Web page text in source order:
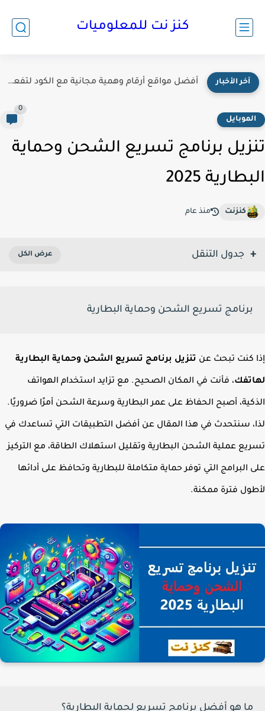
كنز نت للمعلوميات
آخر الأخبار أفضل مواقع أرقام وهمية مجانية مع الكود لتفعيل الحسابات 2026
برنامج تسريع الشحن وحماية
2025
كنزنت منذ عام
جدول التنقل
برنامج تسريع الشحن وحماية البطارية
كنت تبحث عنتنزيل برنامج تسريع الشحن وحماية البطارية
، فأنت في المكان الصحيح. مع تزايد استخدام الهواتف
أصبح الحفاظ على عمر البطارية وسرعة الشحن أمرًا ضروريًا.
سنتحدث في هذا المقال عن أفضل التطبيقات التي تساعدك في
عملية الشحن البطاريةوتقليل استهلاك الطاقة، مع التركيز
البرامج التي توفر حماية متكاملة للبطارية وتحافظ على أدائها
فترة ممكنة.
ما هو أفضل برنامج تسريع لحماية البطارية؟